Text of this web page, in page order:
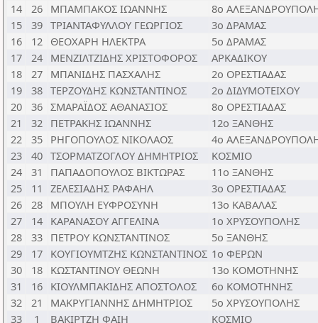
14
26 ΜΠΑΜΠΑΚΟΣ ΙΩΑΝΝΗΣ
8ο
15
39 ΤΡΙΑΝΤΑΦΥΛΛΟΥ ΓΕΩΡΓΙΟΣ
3ο ΔΡΑΜΑΣ
16
12 ΘΕΟΧΑΡΗ ΗΛΕΚΤΡΑ
5ο ΔΡΑΜΑΣ
17
24 ΜΕΝΖΙΛΤΖΙΔΗΣ ΧΡΙΣΤΟΦΟΡΟΣ
ΑΡΚΑΔΙΚΟΥ
18
27 ΜΠΑΝΙΔΗΣ ΠΑΣΧΑΛΗΣ
2ο ΟΡΕΣΤΙΑΔΑΣ
19
38 ΤΕΡΖΟΥΔΗΣ ΚΩΝΣΤΑΝΤΙΝΟΣ
2ο ΔΙΔΥΜΟΤΕΙΧΟΥ
20
36 ΣΜΑΡΑΪΔΟΣ ΑΘΑΝΑΣΙΟΣ
8ο ΟΡΕΣΤΙΑΔΑΣ
21
32 ΠΕΤΡΑΚΗΣ ΙΩΑΝΝΗΣ
12ο ΞΑΝΘΗΣ
22
35 ΡΗΓΟΠΟΥΛΟΣ ΝΙΚΟΛΑΟΣ
4ο
23
40 ΤΣΟΡΜΑΤΖΟΓΛΟΥ ΔΗΜΗΤΡΙΟΣ
ΚΟΣΜΙΟ
24
31 ΠΑΠΑΔΟΠΟΥΛΟΣ ΒΙΚΤΩΡΑΣ
11ο ΞΑΝΘΗΣ
25
11 ΖΕΛΕΣΙΑΔΗΣ ΡΑΦΑΗΛ
3ο ΟΡΕΣΤΙΑΔΑΣ
26
28 ΜΠΟΥΛΗ ΕΥΦΡΟΣΥΝΗ
13ο ΚΑΒΑΛΑΣ
27
14 ΚΑΡΑΝΑΣΟΥ ΑΓΓΕΛΙΝΑ
1ο ΧΡΥΣΟΥΠΟΛΗΣ
28
33 ΠΕΤΡΟΥ ΚΩΝΣΤΑΝΤΙΝΟΣ
5o ΞΑΝΘΗΣ
29
17 ΚΟΥΓΙΟΥΜΤΖΗΣ ΚΩΝΣΤΑΝΤΙΝΟΣ 1ο ΦΕΡΩΝ
30
18 ΚΩΣΤΑΝΤΙΝΟΥ ΘΕΩΝΗ
13ο ΚΟΜΟΤΗΝΗΣ
31
16 ΚΙΟΥΛΜΠΑΚΙΔΗΣ ΑΠΟΣΤΟΛΟΣ
6ο ΚΟΜΟΤΗΝΗΣ
32
21 ΜΑΚΡΥΓΙΑΝΝΗΣ ΔΗΜΗΤΡΙΟΣ
5ο ΧΡΥΣΟΥΠΟΛΗΣ
33
1 ΒΑΚΙΡΤΖΗ ΦΑΙΗ
ΚΟΣΜΙΟ